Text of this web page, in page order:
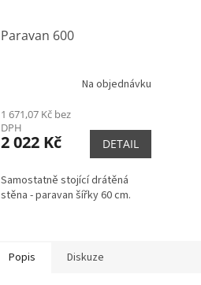
Paravan 600
Na objednávku
1 671,07 Kč bez
DPH
2 022 Kč DETAIL
Samostatně stojící drátěná
stěna - paravan šířky 60 cm.
Popis Diskuze